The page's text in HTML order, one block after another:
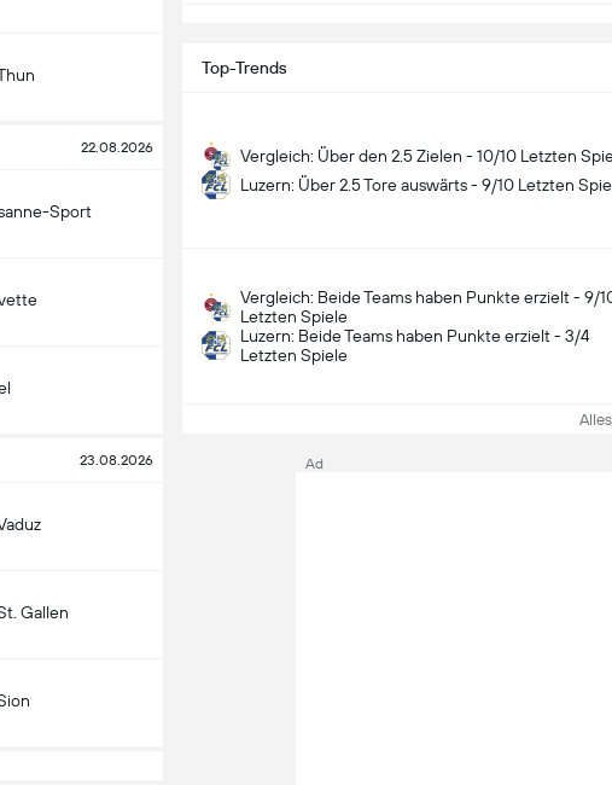
22.08.2026
Sport
23.08.2026
Gallen
Top-Trends
Vergleich: Über den 2.5 Zielen - 10/10 Letzten
Luzern: Über 2.5 Tore auswärts - 9/10 Letzten
Vergleich: Beide Teams haben Punkte erzielt - 9/
Letzten Spiele
Luzern: Beide Teams haben Punkte erzielt - 3/4
Letzten Spiele
Alles
Ad